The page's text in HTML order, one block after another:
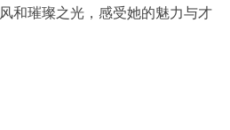
和璀璨之光，感受她的魅力与才